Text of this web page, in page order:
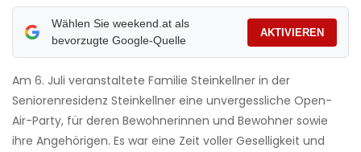
Wählen Sie weekend.at als
bevorzugte Google-Quelle
AKTIVIEREN
Am 6. Juli veranstaltete Familie Steinkellner in der
Seniorenresidenz Steinkellner eine unvergessliche Open-
Air-Party, für deren Bewohnerinnen und Bewohner sowie
ihre Angehörigen. Es war eine Zeit voller Geselligkeit und